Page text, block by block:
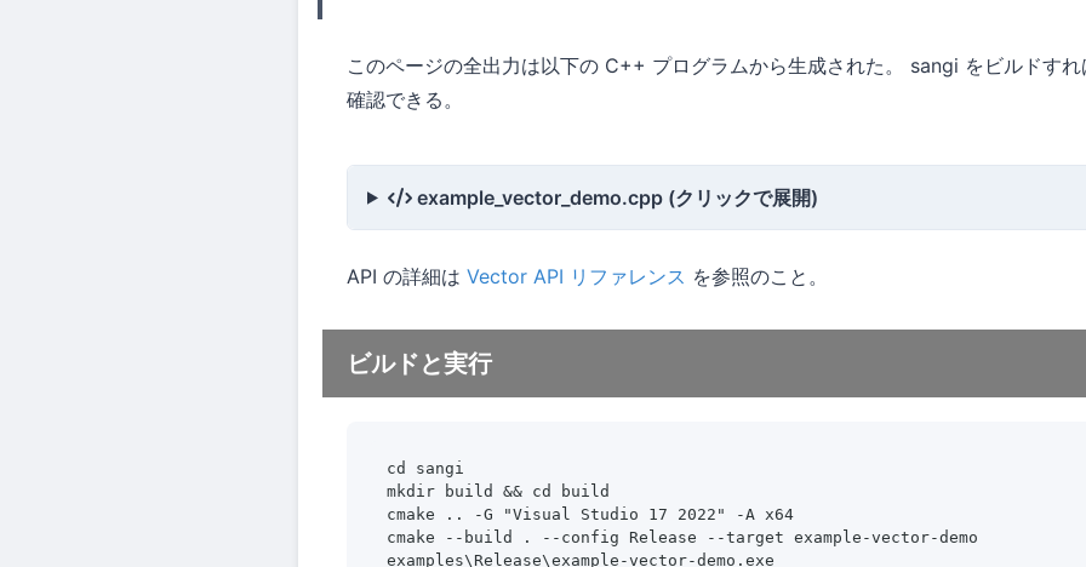
このページの全出力は以下の C++ プログラムから生成された。 sangi をビルドす
確認できる。
example_vector_demo.cpp (クリックで展開)
API の詳細は Vector API リファレンス を参照のこと。
ビルドと実行
cd sangi
mkdir build && cd build
cmake .. -G "Visual Studio 17 2022" -A x64
cmake --build . --config Release --target example-vector-demo
examples\Release\example-vector-demo.exe